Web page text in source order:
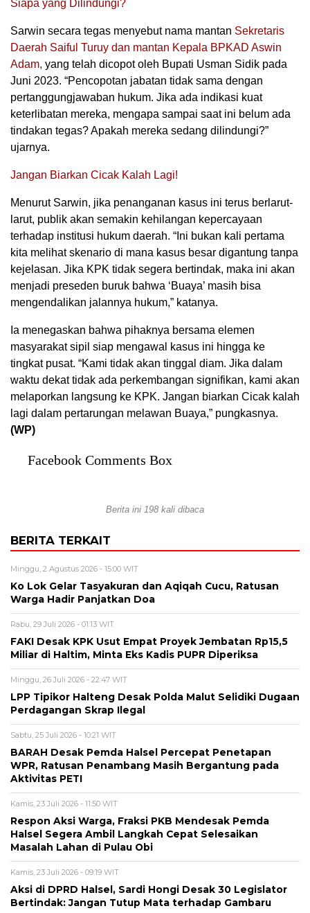
Siapa yang Dilindungi?
Sarwin secara tegas menyebut nama mantan Sekretaris
Daerah Saiful Turuy dan mantan Kepala BPKAD Aswin
Adam, yang telah dicopot oleh Bupati Usman Sidik pada
Juni 2023. “Pencopotan jabatan tidak sama dengan
pertanggungjawaban hukum. Jika ada indikasi kuat
keterlibatan mereka, mengapa sampai saat ini belum ada
tindakan tegas? Apakah mereka sedang dilindungi?”
ujarnya.
Jangan Biarkan Cicak Kalah Lagi!
Menurut Sarwin, jika penanganan kasus ini terus berlarut-
larut, publik akan semakin kehilangan kepercayaan
terhadap institusi hukum daerah. “Ini bukan kali pertama
kita melihat skenario di mana kasus besar digantung tanpa
kejelasan. Jika KPK tidak segera bertindak, maka ini akan
menjadi preseden buruk bahwa ‘Buaya’ masih bisa
mengendalikan jalannya hukum,” katanya.
Ia menegaskan bahwa pihaknya bersama elemen
masyarakat sipil siap mengawal kasus ini hingga ke
tingkat pusat. “Kami tidak akan tinggal diam. Jika dalam
waktu dekat tidak ada perkembangan signifikan, kami akan
melaporkan langsung ke KPK. Jangan biarkan Cicak kalah
lagi dalam pertarungan melawan Buaya,” pungkasnya.
(WP)
Facebook Comments Box
Berita ini 198 kali dibaca
BERITA TERKAIT
Minggu, 2 Agustus 2026 - 15:00 WIT
Ko Lok Gelar Tasyakuran dan Aqiqah Cucu, Ratusan
Warga Hadir Panjatkan Doa
Rabu, 29 Juli 2026 - 01:13 WIT
FAKI Desak KPK Usut Empat Proyek Jembatan Rp15,5
Miliar di Haltim, Minta Eks Kadis PUPR Diperiksa
Minggu, 26 Juli 2026 - 22:47 WIT
LPP Tipikor Halteng Desak Polda Malut Selidiki Dugaan
Perdagangan Skrap Ilegal
Sabtu, 25 Juli 2026 - 10:21 WIT
BARAH Desak Pemda Halsel Percepat Penetapan
WPR, Ratusan Penambang Masih Bergantung pada
Aktivitas PETI
Kamis, 23 Juli 2026 - 11:50 WIT
Respon Aksi Warga, Fraksi PKB Mendesak Pemda
Halsel Segera Ambil Langkah Cepat Selesaikan
Masalah Lahan di Pulau Obi
Kamis, 23 Juli 2026 - 09:19 WIT
Aksi di DPRD Halsel, Sardi Hongi Desak 30 Legislator
Bertindak: Jangan Tutup Mata terhadap Gambaru